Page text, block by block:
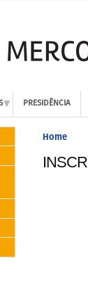
PRESIDÊNCIA
Home